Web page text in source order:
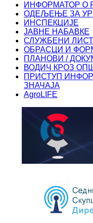
ИНФОРМАТОР О
ОДЕЉЕЊЕ ЗА
ИНСПЕКЦИЈЕ
ЈАВНЕ НАБАВКЕ
СЛУЖБЕНИ ЛИСТ
ОБРАСЦИ И
ПЛАНОВИ /
ВОДИЧ КРОЗ
ПРИСТУП
ЗНАЧАЈА
AgroLIFE